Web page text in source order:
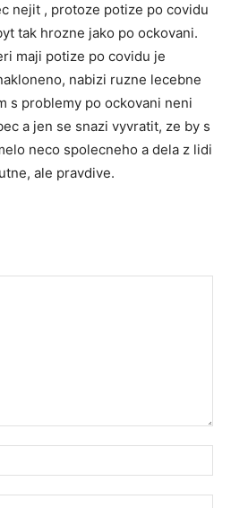
nejit , protoze potize po covidu
tak hrozne jako po ockovani.
maji potize po covidu je
nabizi ruzne lecebne
s problemy po ockovani neni
a jen se snazi vyvratit, ze by s
neco spolecneho a dela z lidi
ale pravdive.